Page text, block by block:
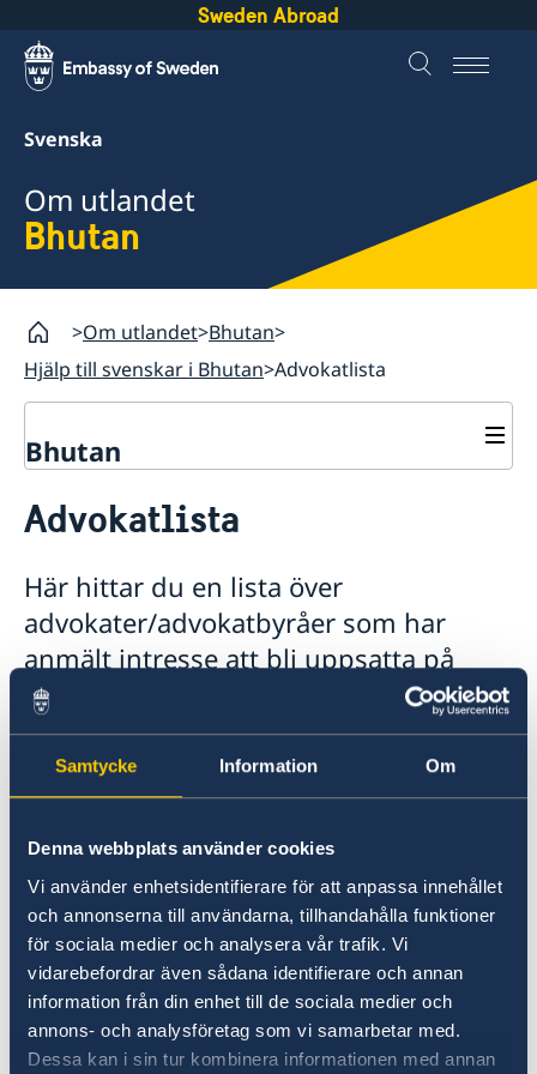
Samtycke Information Om
Denna webbplats använder cookies
Vi använder enhetsidentifierare för att anpassa innehållet
och annonserna till användarna, tillhandahålla funktioner
för sociala medier och analysera vår trafik. Vi
vidarebefordrar även sådana identifierare och annan
information från din enhet till de sociala medier och
annons- och analysföretag som vi samarbetar med.
Dessa kan i sin tur kombinera informationen med annan
Sweden Abroad
Svenska
Om utlandet
Bhutan
Om utlandet Bhutan
Hjälp till svenskar i Bhutan Advokatlista
Bhutan
Hjälp till svenskar i Bhutan
Advokatlista
Akut hjälp
Pass i Bhutan
Reseinformation
Ambassadens reseinformation
Allmänna säkerhetsläget
Terrorism
In- och utresebestämmelser
Hälso- och sjukvård
Lokala lagar och sedvänjor
Kriminalitet och personlig säkerhet
Trafiksäkerhet
Advokatlista
Här hittar du en lista över
advokater/advokatbyråer som har
anmält intresse att bli uppsatta på
ambassadens upprättad advokatlista
för Bhutan.
helst ansvar för val av advokat och inte heller
för de råd eller anvisningar ombudet lämnar.
Du måste själv betala ombudets arvode.
Ladda ner advokatlistan här.
Senast uppdaterad 01 mars 2023, 12.33